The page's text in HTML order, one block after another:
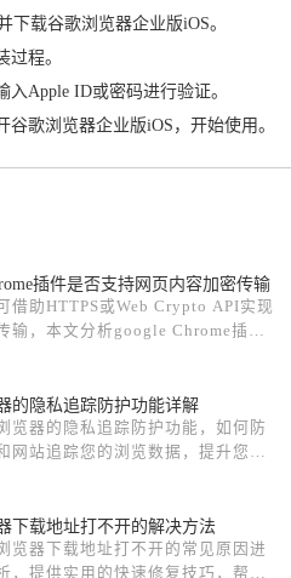
下载谷歌浏览器企业版iOS。
程。
Apple ID或密码进行验证。
歌浏览器企业版iOS，开始使用。
插件是否支持网页内容加密传输
借助HTTPS或Web Crypto API实现
输，本文分析google Chrome插件
的隐私追踪防护功能详解
览器的隐私追踪防护功能，如何防
网站追踪您的浏览数据，提升您的
下载地址打不开的解决方法
览器下载地址打不开的常见原因进
，提供实用的快速修复技巧，帮助